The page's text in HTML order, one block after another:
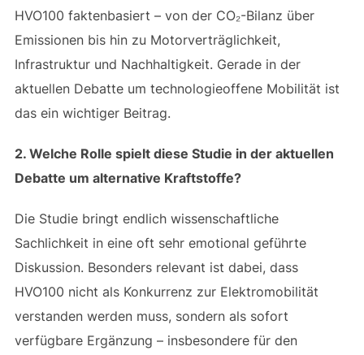
HVO100 faktenbasiert – von der CO₂-Bilanz über
Emissionen bis hin zu Motorverträglichkeit,
Infrastruktur und Nachhaltigkeit. Gerade in der
aktuellen Debatte um technologieoffene Mobilität ist
das ein wichtiger Beitrag.
2. Welche Rolle spielt diese Studie in der aktuellen
Debatte um alternative Kraftstoffe?
Die Studie bringt endlich wissenschaftliche
Sachlichkeit in eine oft sehr emotional geführte
Diskussion. Besonders relevant ist dabei, dass
HVO100 nicht als Konkurrenz zur Elektromobilität
verstanden werden muss, sondern als sofort
verfügbare Ergänzung – insbesondere für den